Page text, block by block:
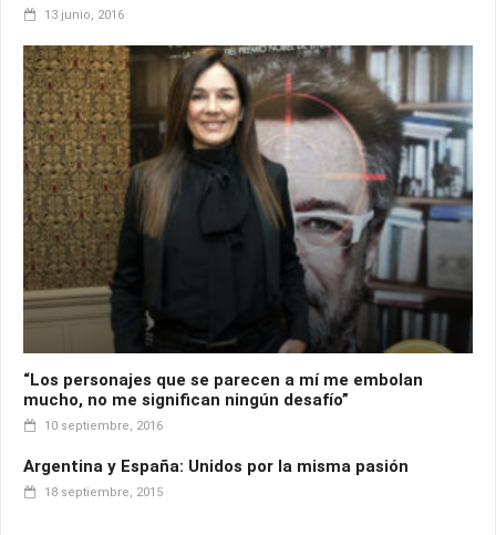
13 junio, 2016
“Los personajes que se parecen a mí me embolan
mucho, no me significan ningún desafío”
10 septiembre, 2016
Argentina y España: Unidos por la misma pasión
18 septiembre, 2015